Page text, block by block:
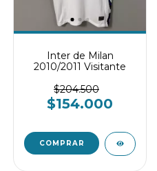
Inter de Milan
2010/2011 Visitante
$204.500
$154.000
COMPRAR